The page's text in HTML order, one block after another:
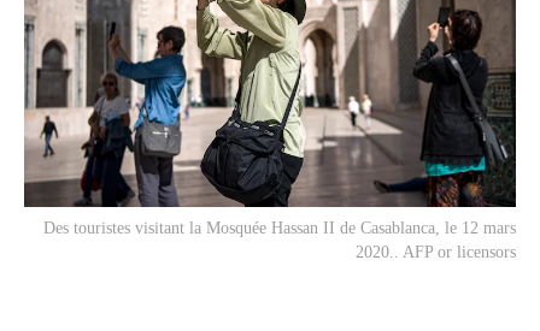
Des touristes visitant la Mosquée Hassan II de Casablanca, le 12 mars
2020.. AFP or licensors